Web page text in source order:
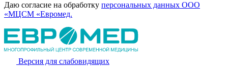
Даю согласие на обработку персональных данных ООО
«МЦСМ «Евромед.
Версия для слабовидящих